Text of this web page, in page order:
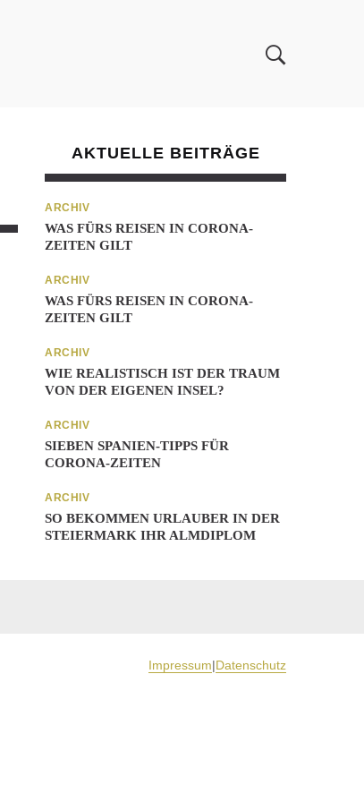
AKTUELLE BEITRÄGE
ARCHIV
WAS FÜRS REISEN IN CORONA-
ZEITEN GILT
ARCHIV
WAS FÜRS REISEN IN CORONA-
ZEITEN GILT
ARCHIV
WIE REALISTISCH IST DER TRAUM
VON DER EIGENEN INSEL?
ARCHIV
SIEBEN SPANIEN-TIPPS FÜR
CORONA-ZEITEN
ARCHIV
SO BEKOMMEN URLAUBER IN DER
STEIERMARK IHR ALMDIPLOM
Impressum|Datenschutz